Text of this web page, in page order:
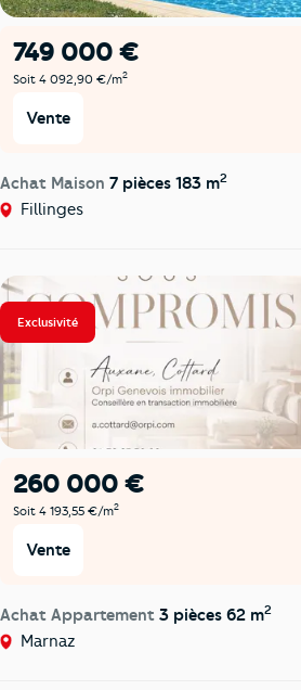
749 000 €
Soit 4 092,90 €/m2
Vente
Achat Maison 7 pièces 183 m2
Fillinges
Exclusivité
260 000 €
Soit 4 193,55 €/m2
Vente
Achat Appartement 3 pièces 62 m2
Marnaz